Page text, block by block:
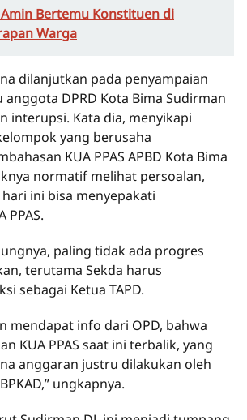
Bertemu Konstituen di
Warga
dilanjutkan pada penyampaian
anggota DPRD Kota Bima Sudirman
interupsi. Kata dia, menyikapi
yang berusaha
KUA PPAS APBD Kota Bima
normatif melihat persoalan,
ini bisa menyepakati
PPAS.
paling tidak ada progres
terutama Sekda harus
sebagai Ketua TAPD.
mendapat info dari OPD, bahwa
KUA PPAS saat ini terbalik, yang
anggaran justru dilakukan oleh
ungkapnya.